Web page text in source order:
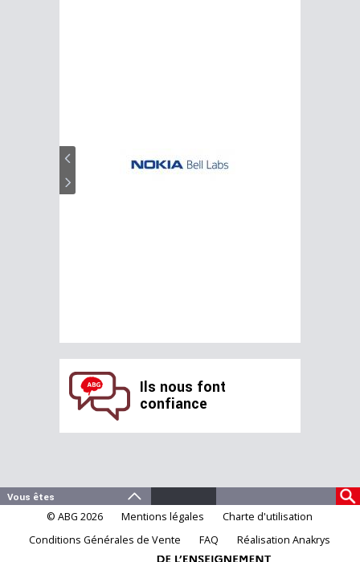
Ils nous font
confiance
© ABG 2026 Mentions légales
Charte d'utilisation
Conditions Générales de Vente
FAQ Réalisation Anakrys